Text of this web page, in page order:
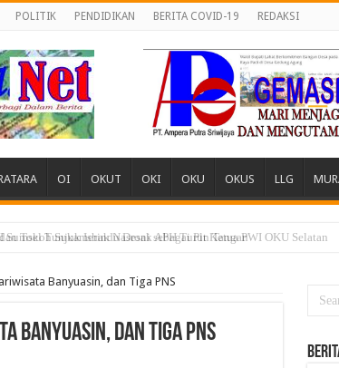
POLITIK PENDIDIKAN BERITA COVID-19 REDAKSI
OI OKUT OKI OKU OKUS LLG
Tokoh Sukamerindu Desak APH Turun Tangan
Banyuasin, dan Tiga PNS
Banyuasin, dan Tiga PNS